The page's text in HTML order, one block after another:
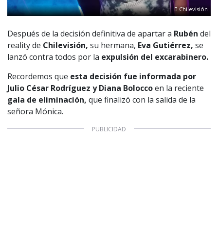
Chilevisión
Después de la decisión definitiva de apartar a Rubén del
reality de Chilevisión, su hermana, Eva Gutiérrez, se
lanzó contra todos por la expulsión del excarabinero.
Recordemos que esta decisión fue informada por
Julio César Rodríguez y Diana Boloccoen la reciente
gala de eliminación, que finalizó con la salida de la
señora Mónica.